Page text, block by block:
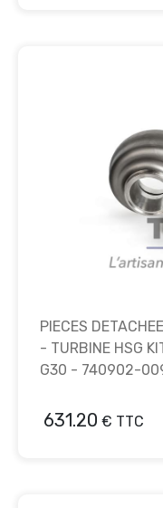
PIECES
- TURBINE HSG
G30 - 740902-
631.20 € TTC